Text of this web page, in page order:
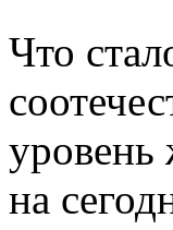
Что
уровень
на